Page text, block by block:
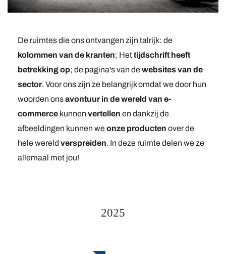
De ruimtes die ons ontvangen zijn talrijk: de
kolommen van de kranten; Hettijdschrift heeft
betrekking op; de pagina's van dewebsites van de
sector. Voor ons zijn ze belangrijk omdat we door hun
woorden onsavontuur in de wereld van e-
commerce kunnen vertellen en dankzij de
afbeeldingen kunnen weonze producten over de
hele wereld verspreiden. In deze ruimte delen we ze
allemaal met jou!
2025